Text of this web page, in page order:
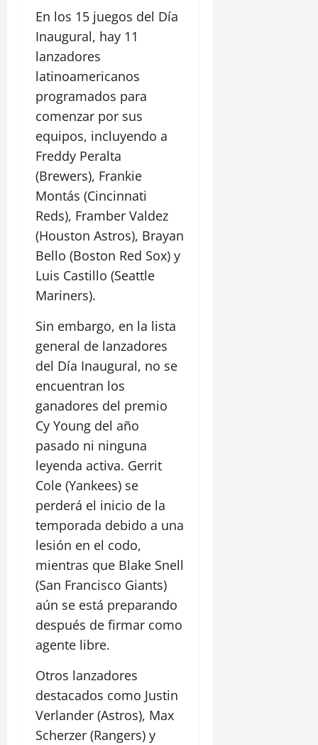
En los 15 juegos del Día
Inaugural, hay 11
lanzadores
latinoamericanos
programados para
comenzar por sus
equipos, incluyendo a
Freddy Peralta
(Brewers), Frankie
Montás (Cincinnati
Reds), Framber Valdez
(Houston Astros), Brayan
Bello (Boston Red Sox) y
Luis Castillo (Seattle
Mariners).
Sin embargo, en la lista
general de lanzadores
del Día Inaugural, no se
encuentran los
ganadores del premio
Cy Young del año
pasado ni ninguna
leyenda activa. Gerrit
Cole (Yankees) se
perderá el inicio de la
temporada debido a una
lesión en el codo,
mientras que Blake Snell
(San Francisco Giants)
aún se está preparando
después de firmar como
agente libre.
Otros lanzadores
destacados como Justin
Verlander (Astros), Max
Scherzer (Rangers) y